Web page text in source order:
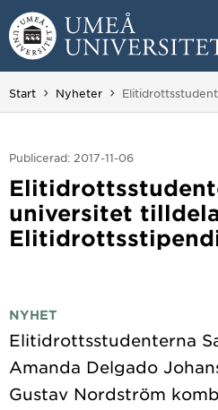
Hoppa direkt till innehållet
Huvudmenyn dold.
Start Nyheter Du är här:
Publicerad: 2017-11-06
universitet
NYHET
Elitidrottsstudenterna
Amanda Delgado
Gustav Nordström